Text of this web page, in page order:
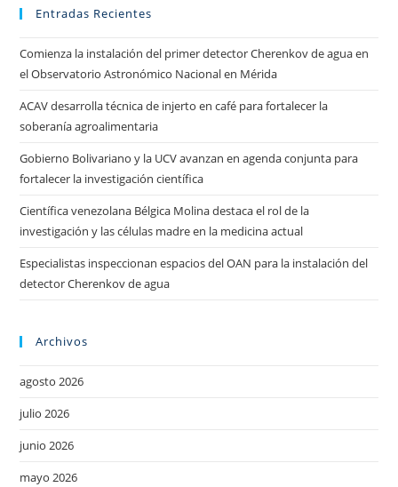
Entradas Recientes
Comienza la instalación del primer detector Cherenkov de agua en
el Observatorio Astronómico Nacional en Mérida
ACAV desarrolla técnica de injerto en café para fortalecer la
soberanía agroalimentaria
Gobierno Bolivariano y la UCV avanzan en agenda conjunta para
fortalecer la investigación científica
Científica venezolana Bélgica Molina destaca el rol de la
investigación y las células madre en la medicina actual
Especialistas inspeccionan espacios del OAN para la instalación del
detector Cherenkov de agua
Archivos
agosto 2026
julio 2026
junio 2026
mayo 2026